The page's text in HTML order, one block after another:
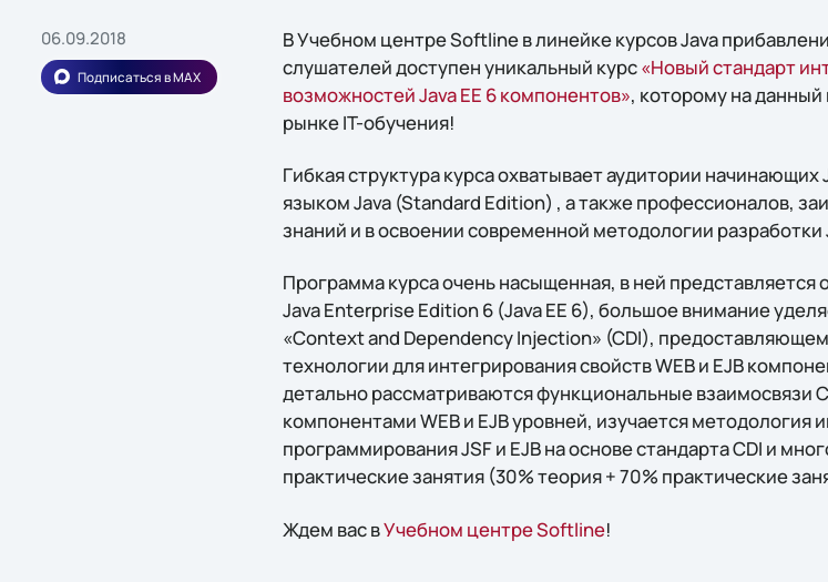
06.09.2018
Подписаться в MAX
В Учебном центре Softline в линейке курсов Java
слушателей доступен уникальный курс«Новый стандарт
возможностей Java EE 6 компонентов», которому на
рынке IT-обучения!
Гибкая структура курса охватывает аудитории
языком Java (Standard Edition) , а также профессионалов,
знаний и в освоении современной методологии разработки
Программа курса очень насыщенная, в ней
Java Enterprise Edition 6 (Java EE 6), большое внимание
«Context and Dependency Injection» (CDI),
технологии для интегрирования свойств WEB и EJB
детально рассматриваются функциональные взаимосвязи
компонентами WEB и EJB уровней, изучается методология
программирования JSF и EJB на основе стандарта CDI и
практические занятия (30% теория + 70% практические
Ждем вас вУчебном центре Softline!